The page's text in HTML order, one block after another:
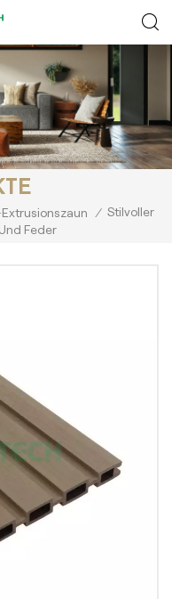
/ Stilvoller
Feder